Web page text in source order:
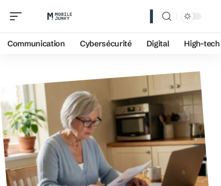
Communication Cybersécurité Digital High-tech